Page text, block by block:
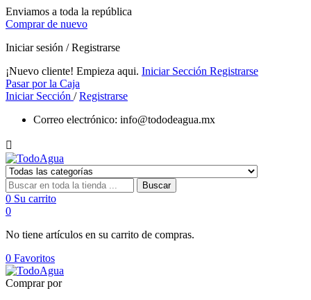
Enviamos a toda la república
Comprar de nuevo
Iniciar sesión / Registrarse
¡Nuevo cliente! Empieza aqui. Iniciar Sección Registrarse
Pasar por la Caja
Iniciar Sección /Registrarse
Correo electrónico: info@tododeagua.mx

Buscar
0 Su carrito
0
No tiene artículos en su carrito de compras.
0 Favoritos
Comprar por